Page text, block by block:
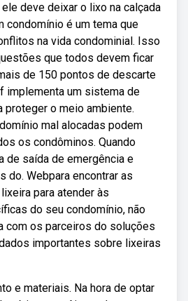
deve deixar o lixo na calçada
condomínio é um tema que
na vida condominial. Isso
que todos devem ficar
de 150 pontos de descarte
implementa um sistema de
proteger o meio ambiente.
mal alocadas podem
os condôminos. Quando
de saída de emergência e
do. Webpara encontrar as
para atender às
do seu condomínio, não
com os parceiros do soluções
importantes sobre lixeiras
e materiais. Na hora de optar